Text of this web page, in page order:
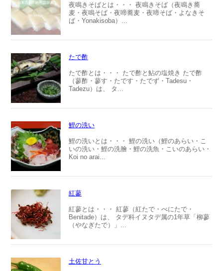
夜鳴きそばとは・・・ 夜鳴きそば（夜鳴き蕎
麦・夜鳴そば・夜啼蕎麦・夜啼そば・よなきそ
ば・Yonakisoba）...
たで酢
たで酢とは・・・ たで酢と鮎の塩焼き たで酢
（蓼酢・蓼す・たです・たでず・Tadesu・
Tadezu）は、 タ...
鯉の洗い
鯉の洗いとは・・・ 鯉の洗い（鯉のあらい・こ
いの洗い・鯉の洗膾・鯉の洗魚・こいのあらい・
Koi no arai...
紅蓼
紅蓼とは・・・ 紅蓼（紅たで・べにたで・
Benitade）は、 タデ科イヌタデ属の1年草「柳蓼
（やなぎたで）」...
土佐甘とう